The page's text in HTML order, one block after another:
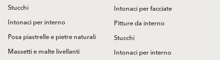
Stucchi
Intonaci per interno
Posa piastrelle e pietre naturali
Massetti e malte livellanti
Intonaci per facciate
Pitture da interno
Stucchi
Intonaci per interno